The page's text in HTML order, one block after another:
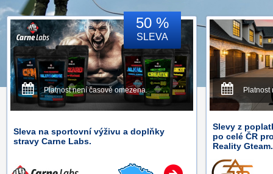
50 %
SLEVA
Platnost není časově omezena.
Sleva na sportovní výživu a doplňky
stravy Carne Labs.
Platnost
Slevy z
po celé ČR
Reality Gteam.